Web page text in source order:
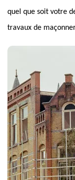
quel que soit votre
travaux de